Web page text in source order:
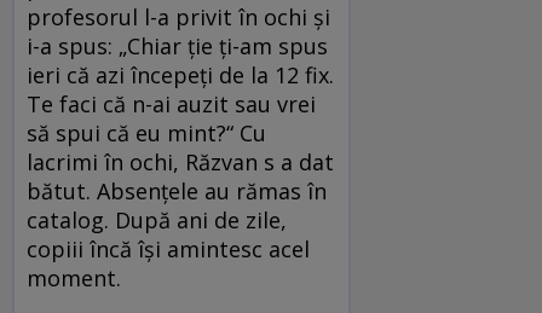
profesorul l-a privit în ochi și
i-a spus: „Chiar ție ți-am spus
ieri că azi începeți de la 12 fix.
Te faci că n-ai auzit sau vrei
să spui că eu mint?“ Cu
lacrimi în ochi, Răzvan s a dat
bătut. Absențele au rămas în
catalog. După ani de zile,
copiii încă își amintesc acel
moment.